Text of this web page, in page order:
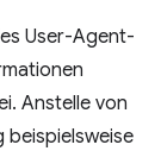
User-Agent-
Anstelle von
beispielsweise